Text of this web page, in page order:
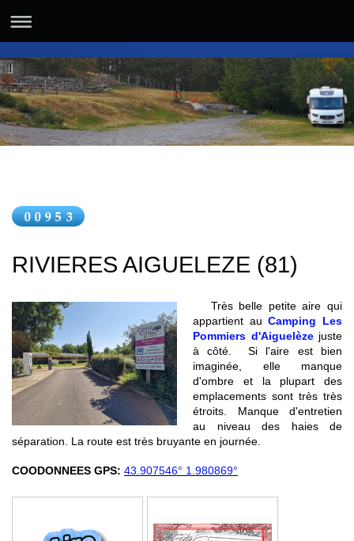
RIVIERES AIGUELEZE (81)
Très belle petite aire qui
appartient au Camping Les
Pommiers d'Aiguelèze juste
à côté. Si l'aire est bien
imaginée, elle manque
d'ombre et la plupart des
emplacements sont très très
étroits. Manque d'entretien
au niveau des haies de
séparation. La route est très bruyante en journée.
COODONNEES GPS: 43.907546° 1.980869°